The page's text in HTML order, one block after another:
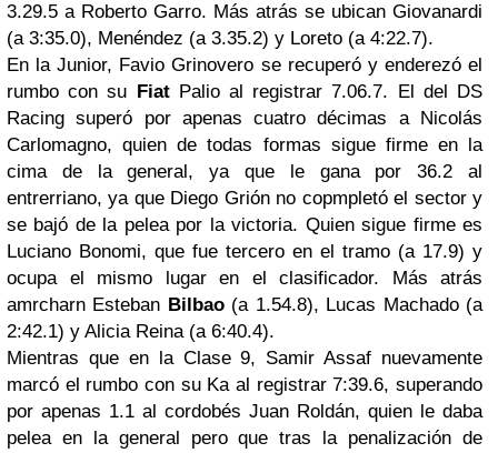
3.29.5 a Roberto Garro. Más atrás se ubican Giovanardi
(a 3:35.0), Menéndez (a 3.35.2) y Loreto (a 4:22.7).
En la Junior, Favio Grinovero se recuperó y enderezó el
rumbo con su FiatPalio al registrar 7.06.7. El del DS
Racing superó por apenas cuatro décimas a Nicolás
Carlomagno, quien de todas formas sigue firme en la
cima de la general, ya que le gana por 36.2 al
entrerriano, ya que Diego Grión no copmpletó el sector y
se bajó de la pelea por la victoria. Quien sigue firme es
Luciano Bonomi, que fue tercero en el tramo (a 17.9) y
ocupa el mismo lugar en el clasificador. Más atrás
amrcharn Esteban Bilbao(a 1.54.8), Lucas Machado (a
2:42.1) y Alicia Reina (a 6:40.4).
Mientras que en la Clase 9, Samir Assaf nuevamente
marcó el rumbo con su Ka al registrar 7:39.6, superando
por apenas 1.1 al cordobés Juan Roldán, quien le daba
pelea en la general pero que tras la penalización de